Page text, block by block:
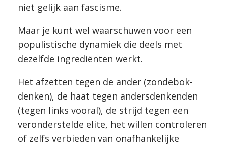
niet gelijk aan fascisme.
Maar je kunt wel waarschuwen voor een
populistische dynamiek die deels met
dezelfde ingrediënten werkt.
Het afzetten tegen de ander (zondebok-
denken), de haat tegen andersdenkenden
(tegen links vooral), de strijd tegen een
veronderstelde elite, het willen controleren
of zelfs verbieden van onafhankelijke